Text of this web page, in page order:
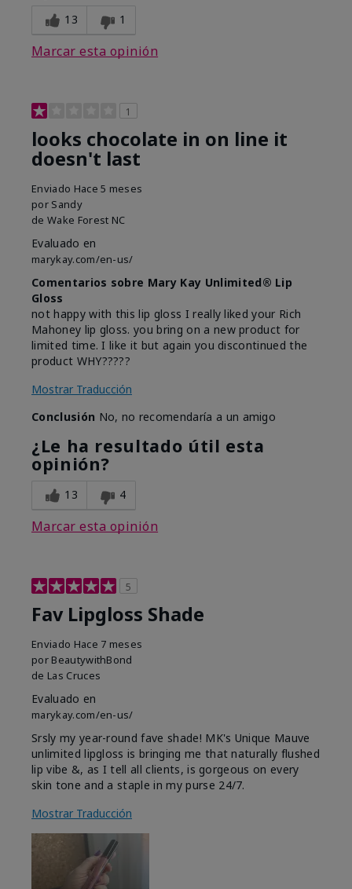
13 1
Marcar esta opinión
1
looks chocolate in on line it
doesn't last
Enviado Hace 5 meses
por Sandy
de Wake Forest NC
Evaluado en
marykay.com/en-us/
Comentarios sobre Mary Kay Unlimited® Lip
Gloss
not happy with this lip gloss I really liked your Rich
Mahoney lip gloss. you bring on a new product for
limited time. I like it but again you discontinued the
product WHY?????
Mostrar Traducción
Conclusión No, no recomendaría a un amigo
¿Le ha resultado útil esta
opinión?
13 4
Marcar esta opinión
5
Fav Lipgloss Shade
Enviado Hace 7 meses
por BeautywithBond
de Las Cruces
Evaluado en
marykay.com/en-us/
Srsly my year-round fave shade! MK's Unique Mauve
unlimited lipgloss is bringing me that naturally flushed
lip vibe &, as I tell all clients, is gorgeous on every
skin tone and a staple in my purse 24/7.
Mostrar Traducción